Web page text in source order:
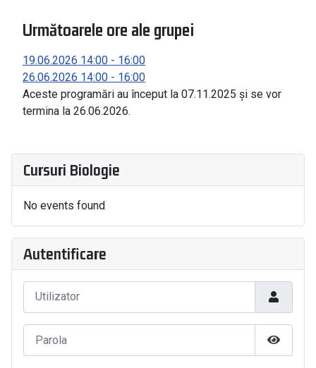
Următoarele ore ale grupei
19.06.2026 14:00 - 16:00
26.06.2026 14:00 - 16:00
Aceste programări au început la 07.11.2025 și se vor
termina la 26.06.2026.
Cursuri Biologie
No events found
Autentificare
Utilizator
Arată